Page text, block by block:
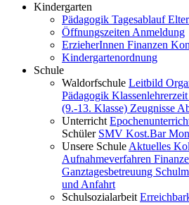
Kindergarten
Pädagogik Tagesablauf
Öffnungszeiten Anmeldung
ErzieherInnen Finanzen
Kindergartenordnung
Schule
Waldorfschule Leitbild
Pädagogik
(9.-13. Klasse) Zeugnisse
Unterricht
Schüler SMV Kost.Bar
Unsere Schule Aktuelles
Aufnahmeverfahren
Ganztagesbetreuung
und Anfahrt
Schulsozialarbeit